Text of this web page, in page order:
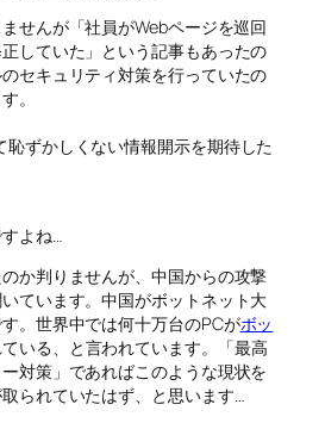
せんが「社員がWebページを巡回
していた」という記事もあったの
セキュリティ対策を行っていたの
。
恥ずかしくない情報開示を期待した
よね…
か判りませんが、中国からの攻撃
ています。中国がボットネット大
。世界中では何十万台のPCがボッ
いる、と言われています。「最高
対策」であればこのような現状を
られていたはず、と思います…